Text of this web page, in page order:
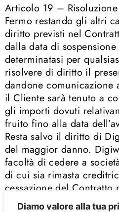
Diamo valore alla tua
Articolo 19 –
Fermo restando gli altri
diritto previsti nel
dalla data di
determinatasi per
risolvere di diritto il
dandone comunicazione
il Cliente sarà tenuto a
gli importi dovuti
fruito fino alla data
Resta salvo il diritto di
del maggior danno.
facoltà di cedere a
di cui sia rimasta
cessazione del Contratto
disposizioni di cui